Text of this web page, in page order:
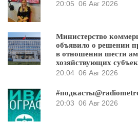
20:05 06 Авг 2026
Министерство
объявило о решении
в отношении шести
хозяйствующих
20:04 06 Авг 2026
20:03 06 Авг 2026